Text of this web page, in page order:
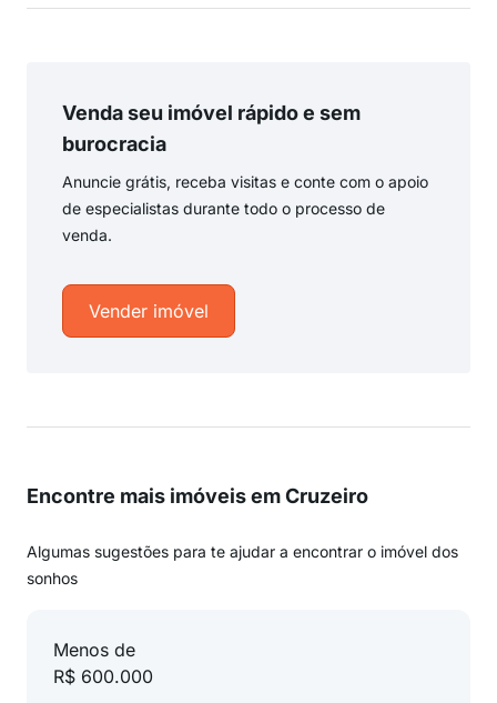
Venda seu imóvel rápido e sem
burocracia
Anuncie grátis, receba visitas e conte com o apoio
de especialistas durante todo o processo de
venda.
Vender imóvel
Encontre mais imóveis em Cruzeiro
Algumas sugestões para te ajudar a encontrar o imóvel dos
sonhos
Menos de
R$ 600.000